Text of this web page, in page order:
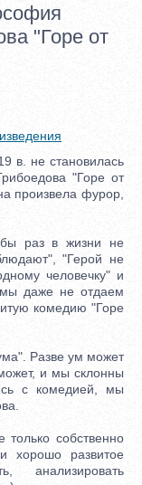
"Горе от
в. не становилась
"Горе от
произвела фурор,
раз в жизни не
"Герой не
человечку" и
даже не отдаем
комедию "Горе
Разве ум может
и мы склонны
с комедией, мы
собственно
хорошо развитое
анализировать